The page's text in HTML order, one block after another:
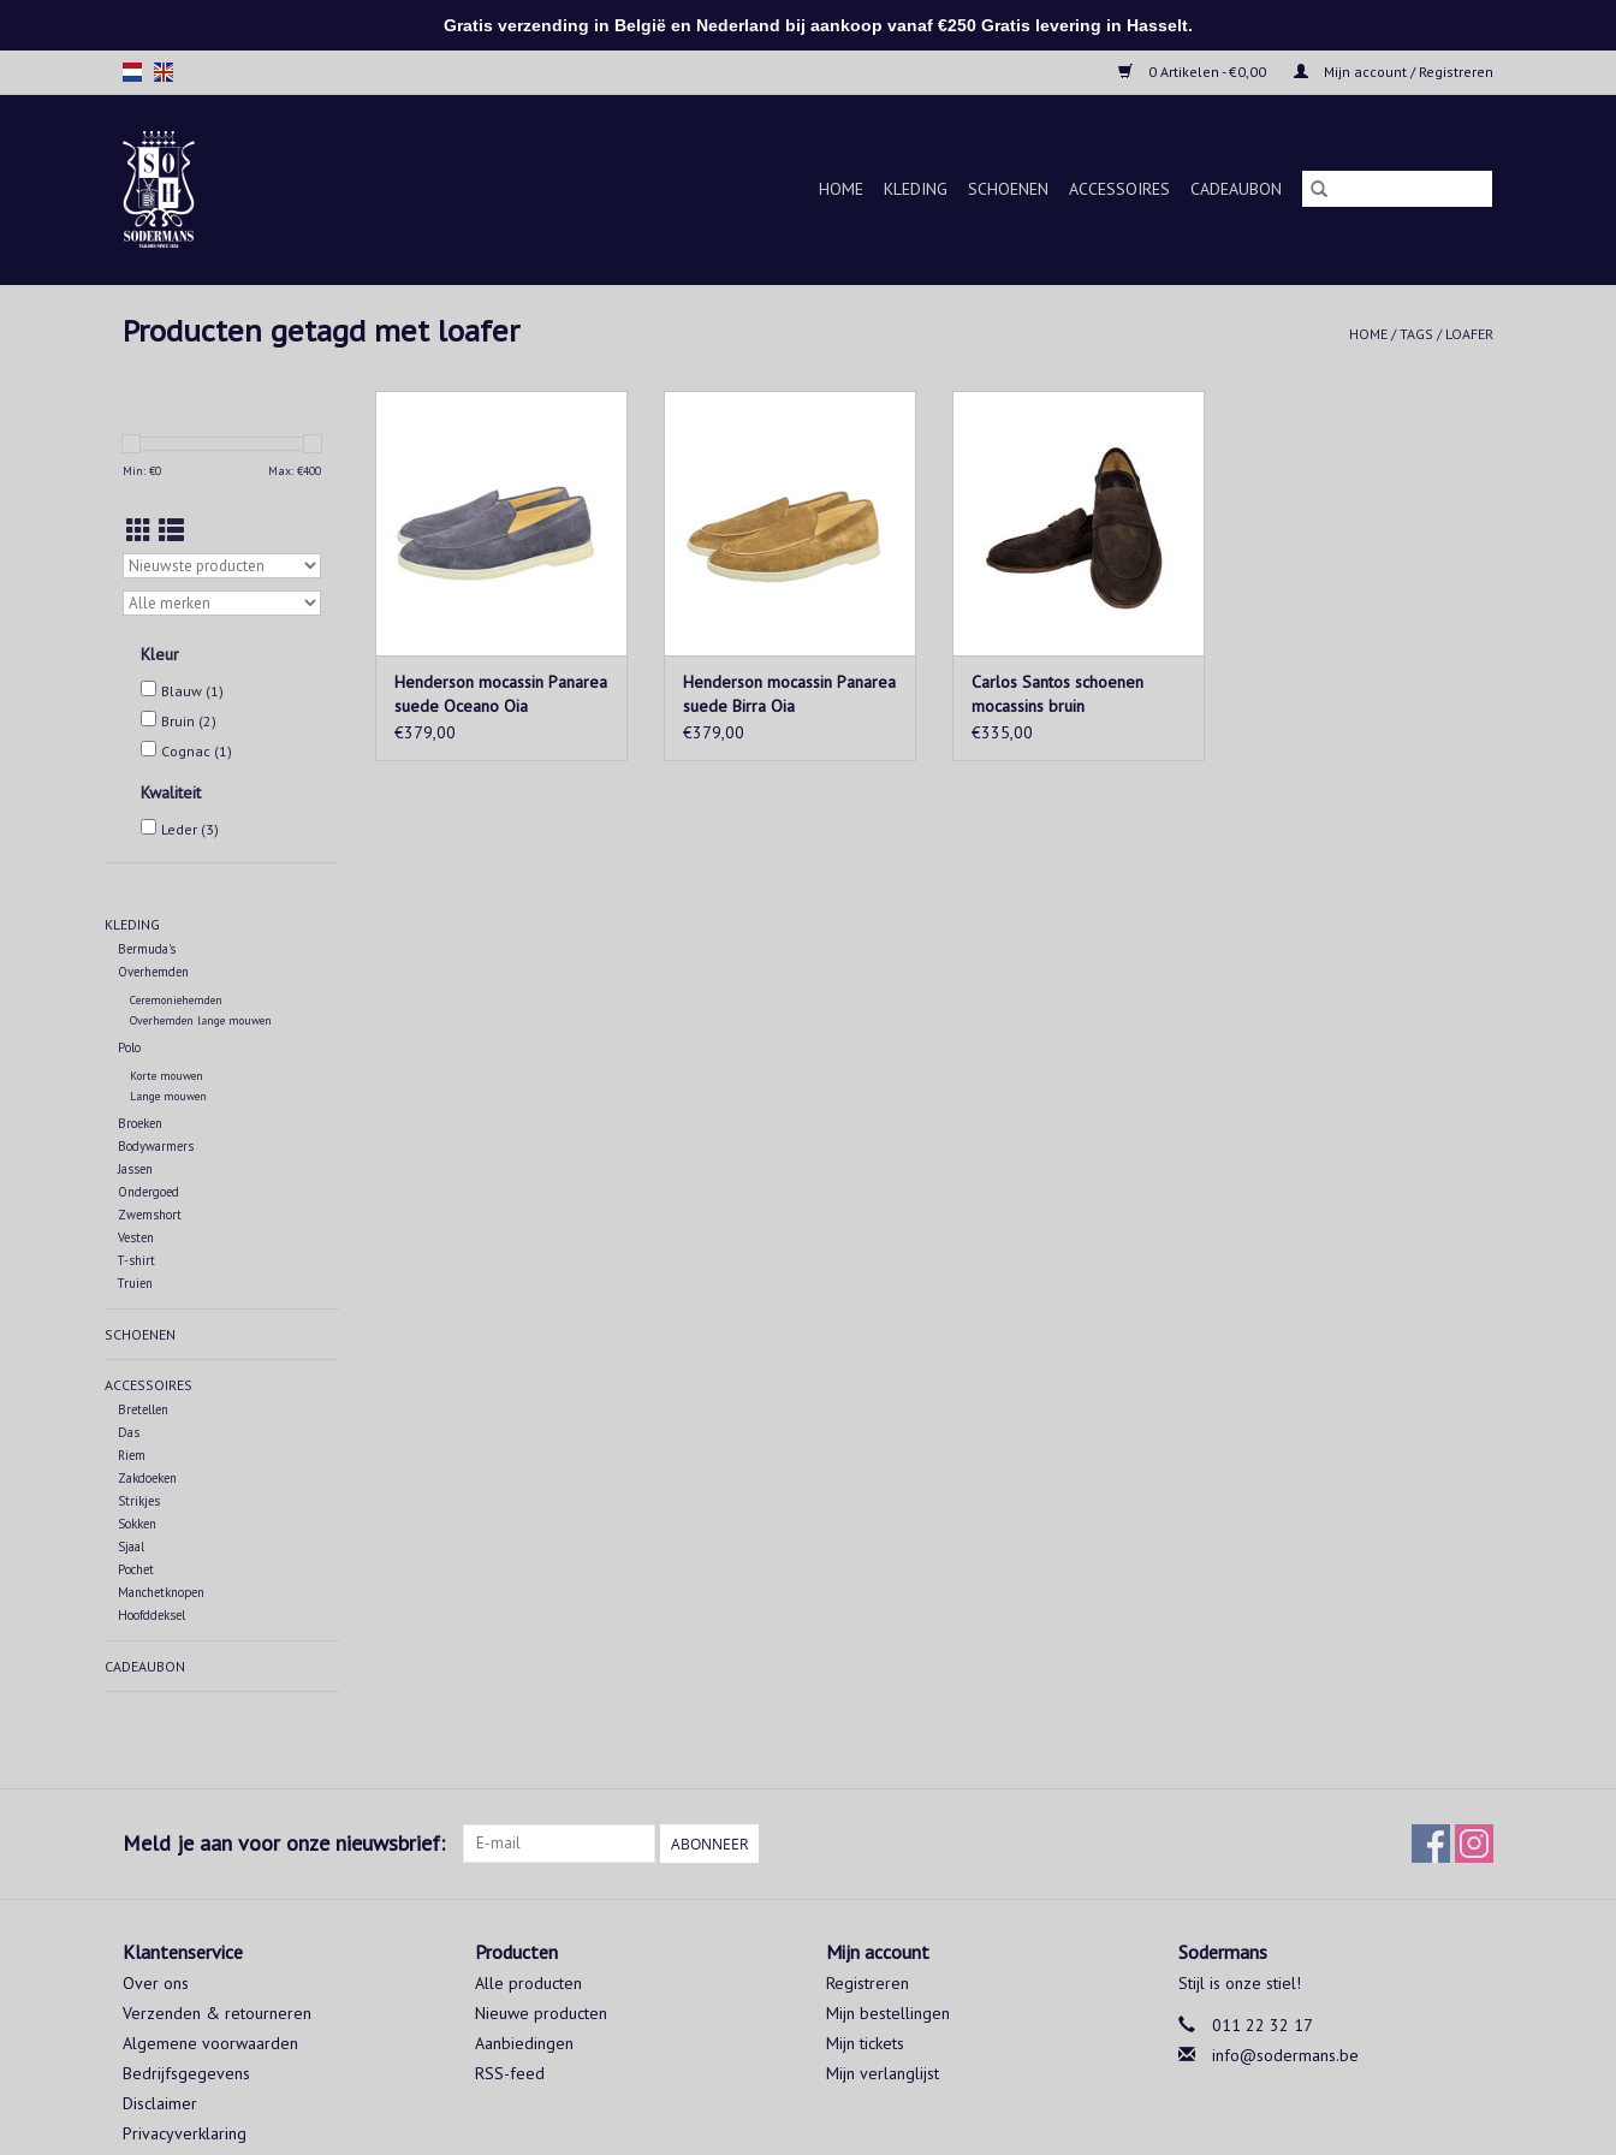
0 Artikelen - €0,00 Mijn account / Registreren
HOME KLEDING SCHOENEN ACCESSOIRES CADEAUBON
Producten getagd met loafer HOME /TAGS / LOAFER
Min: €0 Max: €400
Kleur
Blauw (1)
Bruin (2)
Cognac (1)
Kwaliteit
Leder (3)
KLEDING
Bermuda's
Overhemden
Ceremoniehemden
Overhemden lange mouwen
Polo
Korte mouwen
Lange mouwen
Broeken
Bodywarmers
Jassen
Ondergoed
Zwemshort
Vesten
T-shirt
Truien
SCHOENEN
ACCESSOIRES
Bretellen
Das
Riem
Zakdoeken
Strikjes
Sokken
Sjaal
Pochet
Manchetknopen
Hoofddeksel
CADEAUBON
TOEVOEGEN AAN WINKELWAGEN
Henderson mocassin Panarea
suede Oceano Oia
€379,00
TOEVOEGEN AAN WINKELWAGEN
Henderson mocassin Panarea
suede Birra Oia
€379,00
verfijnde maar relaxte garderobe
van de lente-zomerlooks.
Handgemaakt van suède volgens
de Goodyear-methode.
TOEVOEGEN AAN WINKELWAGEN
Carlos Santos schoenen
mocassins bruin
€335,00
Meld je aan voor onze nieuwsbrief: ABONNEER
Klantenservice
Over ons
Verzenden & retourneren
Algemene voorwaarden
Bedrijfsgegevens
Disclaimer
Privacyverklaring
Producten
Alle producten
Nieuwe producten
Aanbiedingen
RSS-feed
Mijn account
Registreren
Mijn bestellingen
Mijn tickets
Mijn verlanglijst
Sodermans
Stijl is onze stiel!
011 22 32 17
info@sodermans.be
Gratis verzending in België en Nederland bij aankoop vanaf €250 Gratis levering in Hasselt.